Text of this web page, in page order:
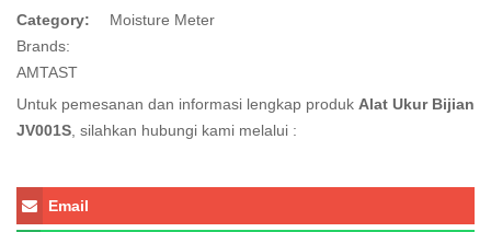
Category:
Moisture Meter
Brands:
AMTAST
Untuk pemesanan dan informasi lengkap produk Alat Ukur Bijian
JV001S , silahkan hubungi kami melalui :
Email